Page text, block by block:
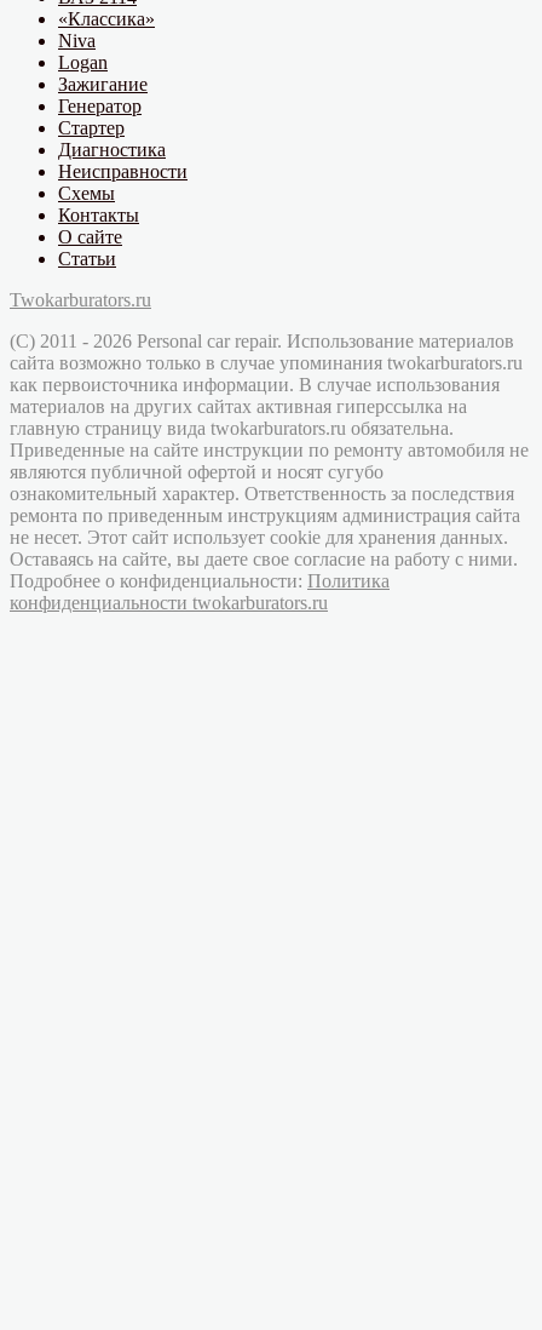
«Классика»
Niva
Logan
Зажигание
Генератор
Стартер
Диагностика
Неисправности
Схемы
Контакты
О сайте
Статьи
Twokarburators.ru
(C) 2011 - 2026 Personal car repair. Использование материалов
сайта возможно только в случае упоминания twokarburators.ru
как первоисточника информации. В случае использования
материалов на других сайтах активная гиперссылка на
главную страницу вида twokarburators.ru обязательна.
Приведенные на сайте инструкции по ремонту автомобиля не
являются публичной офертой и носят сугубо
ознакомительный характер. Ответственность за последствия
ремонта по приведенным инструкциям администрация сайта
не несет. Этот сайт использует cookie для хранения данных.
Оставаясь на сайте, вы даете свое согласие на работу с ними.
Подробнее о конфиденциальности: Политика
конфиденциальности twokarburators.ru